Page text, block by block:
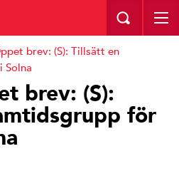
brev: (S): Tillsätt en
brev: (S):
för